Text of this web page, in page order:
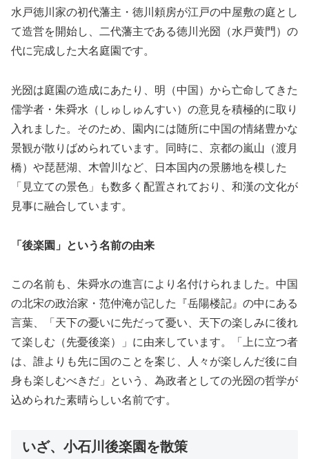
水戸徳川家の初代藩主・徳川頼房が江戸の中屋敷の庭とし
て造営を開始し、二代藩主である徳川光圀（水戸黄門）の
代に完成した大名庭園です。
光圀は庭園の造成にあたり、明（中国）から亡命してきた
儒学者・朱舜水（しゅしゅんすい）の意見を積極的に取り
入れました。そのため、園内には随所に中国の情緒豊かな
景観が散りばめられています。同時に、京都の嵐山（渡月
橋）や琵琶湖、木曽川など、日本国内の景勝地を模した
「見立ての景色」も数多く配置されており、和漢の文化が
見事に融合しています。
「後楽園」という名前の由来
この名前も、朱舜水の進言により名付けられました。中国
の北宋の政治家・范仲淹が記した『岳陽楼記』の中にある
言葉、「天下の憂いに先だって憂い、天下の楽しみに後れ
て楽しむ（先憂後楽）」に由来しています。「上に立つ者
は、誰よりも先に国のことを案じ、人々が楽しんだ後に自
身も楽しむべきだ」という、為政者としての光圀の哲学が
込められた素晴らしい名前です。
いざ、小石川後楽園を散策